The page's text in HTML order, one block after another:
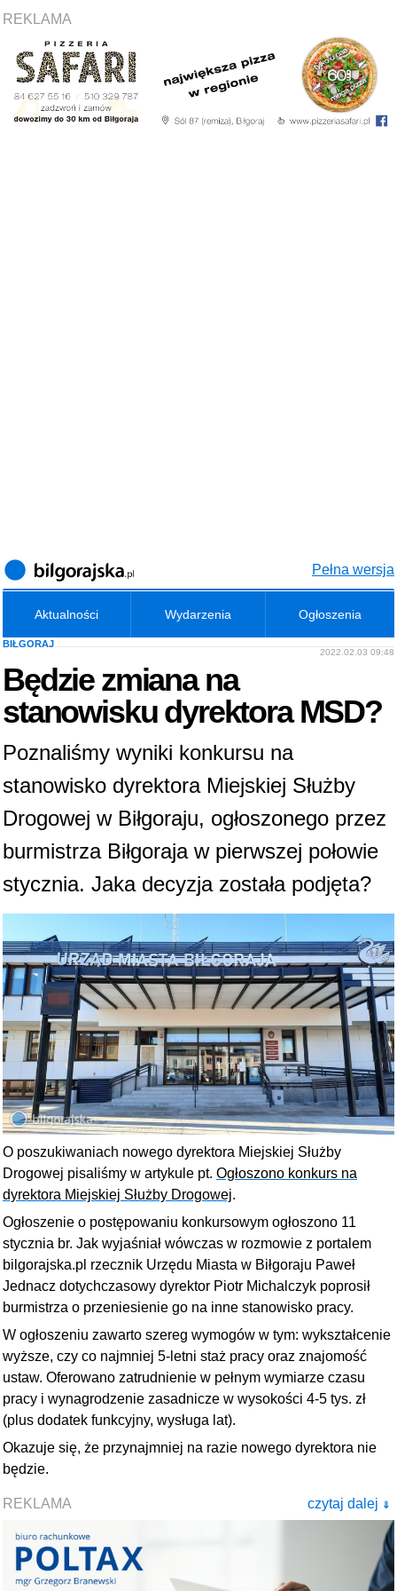
REKLAMA
Pełna wersja
Aktualności Wydarzenia Ogłoszenia
BIŁGORAJ
2022.02.03 09:48
Będzie zmiana na
stanowisku dyrektora MSD?
Poznaliśmy wyniki konkursu na
stanowisko dyrektora Miejskiej Służby
Drogowej w Biłgoraju, ogłoszonego przez
burmistrza Biłgoraja w pierwszej połowie
stycznia. Jaka decyzja została podjęta?
O poszukiwaniach nowego dyrektora Miejskiej Służby
Drogowej pisaliśmy w artykule pt. Ogłoszono konkurs na
dyrektora Miejskiej Służby Drogowej.
Ogłoszenie o postępowaniu konkursowym ogłoszono 11
stycznia br. Jak wyjaśniał wówczas w rozmowie z portalem
bilgorajska.pl rzecznik Urzędu Miasta w Biłgoraju Paweł
Jednacz dotychczasowy dyrektor Piotr Michalczyk poprosił
burmistrza o przeniesienie go na inne stanowisko pracy.
W ogłoszeniu zawarto szereg wymogów w tym: wykształcenie
wyższe, czy co najmniej 5-letni staż pracy oraz znajomość
ustaw. Oferowano zatrudnienie w pełnym wymiarze czasu
pracy i wynagrodzenie zasadnicze w wysokości 4-5 tys. zł
(plus dodatek funkcyjny, wysługa lat).
Okazuje się, że przynajmniej na razie nowego dyrektora nie
będzie.
czytaj dalej ⇓
REKLAMA